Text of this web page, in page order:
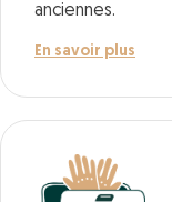
anciennes.
En savoir plus